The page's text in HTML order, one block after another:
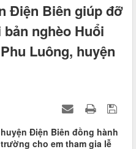
Điện Biên giúp đỡ
nghèo Huổi
Luông, huyện
huyện Điện Biên đồng hành
cho em tham gia lễ